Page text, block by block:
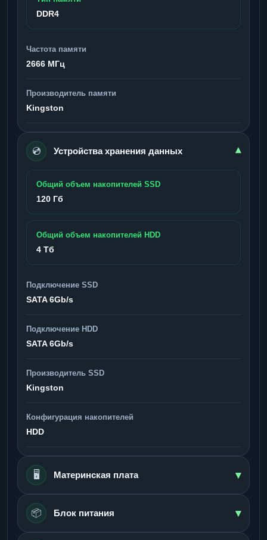
DDR4
Частота памяти
2666 МГц
Производитель памяти
Kingston
💿 Устройства хранения данных ▾
Общий объем накопителей SSD
120 Гб
Общий объем накопителей HDD
4 Тб
Подключение SSD
SATA 6Gb/s
Подключение HDD
SATA 6Gb/s
Производитель SSD
Kingston
Конфигурация накопителей
HDD
🖥️ Материнская плата ▾
📦 Блок питания ▾